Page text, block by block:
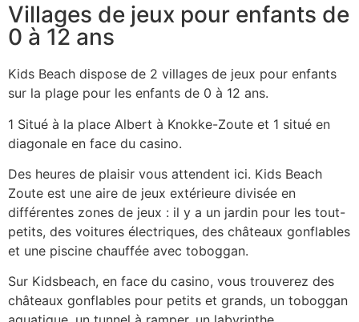
Villages de jeux pour enfants de
0 à 12 ans
Kids Beach dispose de 2 villages de jeux pour enfants
sur la plage pour les enfants de 0 à 12 ans.
1 Situé à la place Albert à Knokke-Zoute et 1 situé en
diagonale en face du casino.
Des heures de plaisir vous attendent ici. Kids Beach
Zoute est une aire de jeux extérieure divisée en
différentes zones de jeux : il y a un jardin pour les tout-
petits, des voitures électriques, des châteaux gonflables
et une piscine chauffée avec toboggan.
Sur Kidsbeach, en face du casino, vous trouverez des
châteaux gonflables pour petits et grands, un toboggan